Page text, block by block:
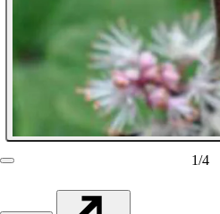
1/4